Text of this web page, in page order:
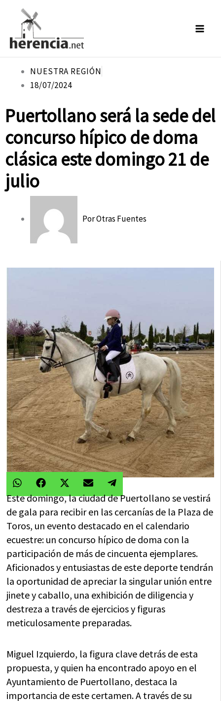
contenido
NUESTRA REGIÓN
18/07/2024
Puertollano será la sede del
concurso hípico de doma
clásica este domingo 21 de
julio
PorOtras Fuentes
Compartir
WhatsAppCompartir
FacebookCompartir
(Twitter)
Compartir
Email Compartir
Este domingo, la ciudad de Puertollano se vestirá
de gala para recibir en las cercanías de la Plaza de
Toros, un evento destacado en el calendario
ecuestre: un concurso hípico de doma con la
participación de más de cincuenta ejemplares.
Aficionados y entusiastas de este deporte tendrán
la oportunidad de apreciar la singular unión entre
jinete y caballo, una exhibición de diligencia y
destreza a través de ejercicios y figuras
meticulosamente preparadas.
Miguel Izquierdo, la figura clave detrás de esta
propuesta, y quien ha encontrado apoyo en el
Ayuntamiento de Puertollano, destaca la
importancia de este certamen. A través de su